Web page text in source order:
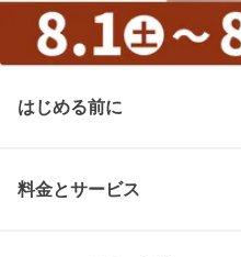
はじめる前に
料金とサービス